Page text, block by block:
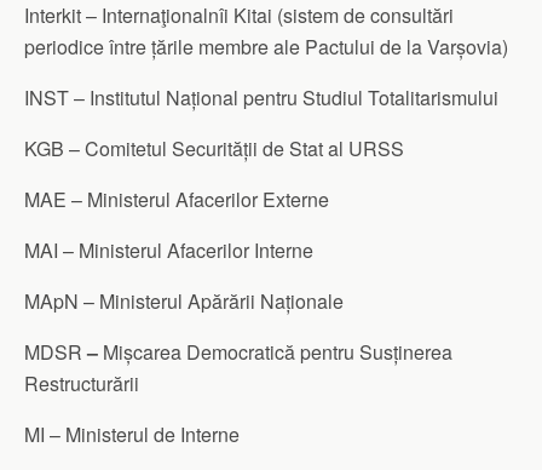
Interkit – Internaţionalnîi Kitai (sistem de consultări
periodice între țările membre ale Pactului de la Varșovia)
INST – Institutul Național pentru Studiul Totalitarismului
KGB – Comitetul Securității de Stat al URSS
MAE – Ministerul Afacerilor Externe
MAI – Ministerul Afacerilor Interne
MApN – Ministerul Apărării Naționale
MDSR– Mișcarea Democratică pentru Susținerea
Restructurării
MI – Ministerul de Interne